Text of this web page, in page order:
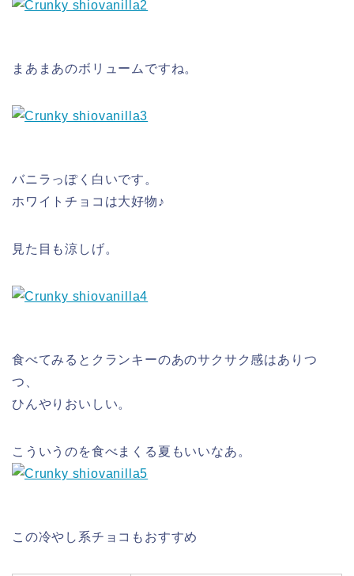
まあまあのボリュームですね。
バニラっぽく白いです。
ホワイトチョコは大好物♪
見た目も涼しげ。
食べてみるとクランキーのあのサクサク感はありつ
つ、
ひんやりおいしい。
こういうのを食べまくる夏もいいなあ。
この冷やし系チョコもおすすめ